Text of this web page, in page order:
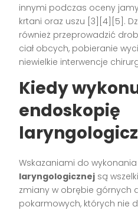
innymi podczas oceny
krtani oraz uszu [3][4][5].
również przeprowadzić
ciał obcych, pobieranie
niewielkie interwencje
Kiedy
endoskopię
Wskazaniami do wykonania
laryngologicznej są
zmiany w obrębie górnych
pokarmowych, których nie